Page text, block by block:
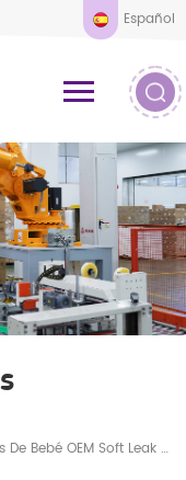
Español
Pañales De Bebé OEM Soft Leak Guard